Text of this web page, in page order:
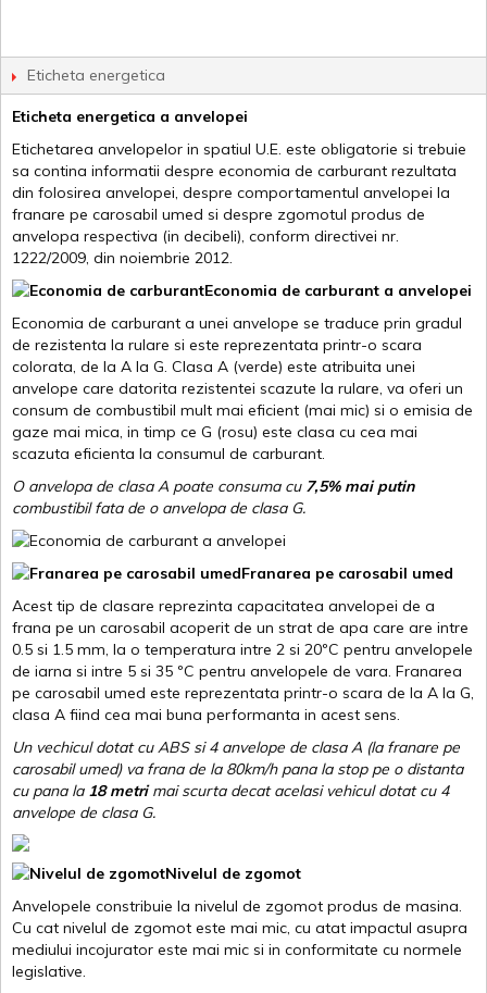
Eticheta energetica
Eticheta energetica a anvelopei
Etichetarea anvelopelor in spatiul U.E. este obligatorie si trebuie
sa contina informatii despre economia de carburant rezultata
din folosirea anvelopei, despre comportamentul anvelopei la
franare pe carosabil umed si despre zgomotul produs de
anvelopa respectiva (in decibeli), conform directivei nr.
1222/2009, din noiembrie 2012.
Economia de carburant a anvelopei
Economia de carburant a unei anvelope se traduce prin gradul
de rezistenta la rulare si este reprezentata printr-o scara
colorata, de la A la G. Clasa A (verde) este atribuita unei
anvelope care datorita rezistentei scazute la rulare, va oferi un
consum de combustibil mult mai eficient (mai mic) si o emisia de
gaze mai mica, in timp ce G (rosu) este clasa cu cea mai
scazuta eficienta la consumul de carburant.
O anvelopa de clasa A poate consuma cu 7,5% mai putin
combustibil fata de o anvelopa de clasa G.
Franarea pe carosabil umed
Acest tip de clasare reprezinta capacitatea anvelopei de a
frana pe un carosabil acoperit de un strat de apa care are intre
0.5 si 1.5 mm, la o temperatura intre 2 si 20ºC pentru anvelopele
de iarna si intre 5 si 35 ºC pentru anvelopele de vara. Franarea
pe carosabil umed este reprezentata printr-o scara de la A la G,
clasa A fiind cea mai buna performanta in acest sens.
Un vechicul dotat cu ABS si 4 anvelope de clasa A (la franare pe
carosabil umed) va frana de la 80km/h pana la stop pe o distanta
cu pana la 18 metrimai scurta decat acelasi vehicul dotat cu 4
anvelope de clasa G.
Nivelul de zgomot
Anvelopele constribuie la nivelul de zgomot produs de masina.
Cu cat nivelul de zgomot este mai mic, cu atat impactul asupra
mediului incojurator este mai mic si in conformitate cu normele
legislative.